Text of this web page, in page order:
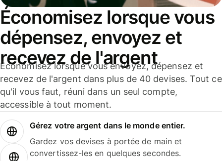
Économisez lorsque vous
dépensez, envoyez et
recevez de l'argent
Économisez lorsque vous envoyez, dépensez et
recevez de l'argent dans plus de 40 devises. Tout ce
qu'il vous faut, réuni dans un seul compte,
accessible à tout moment.
Gérez votre argent dans le monde entier.
Gardez vos devises à portée de main et
convertissez-les en quelques secondes.